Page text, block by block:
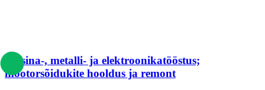
Masina-, metalli- ja elektroonikatööstus;
mootorsõidukite hooldus ja remont